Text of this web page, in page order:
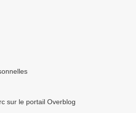
sur le portail Overblog